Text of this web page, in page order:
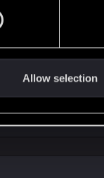
Allow selection